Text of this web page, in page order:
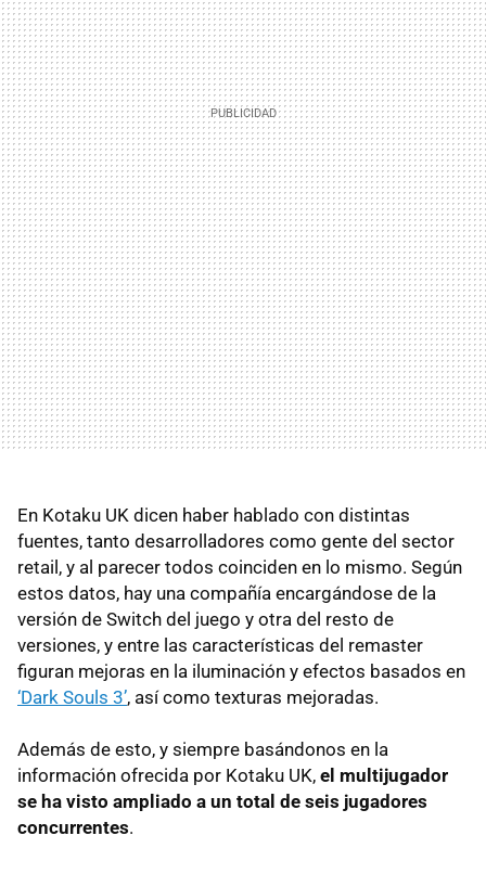
En Kotaku UK dicen haber hablado con distintas
fuentes, tanto desarrolladores como gente del sector
retail, y al parecer todos coinciden en lo mismo. Según
estos datos, hay una compañía encargándose de la
versión de Switch del juego y otra del resto de
versiones, y entre las características del remaster
figuran mejoras en la iluminación y efectos basados en
‘Dark Souls 3’, así como texturas mejoradas.
Además de esto, y siempre basándonos en la
información ofrecida por Kotaku UK, el multijugador
se ha visto ampliado a un total de seis jugadores
concurrentes.